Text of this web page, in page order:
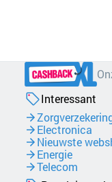
Interessant
Electronica
Nieuwste
Energie
Telecom